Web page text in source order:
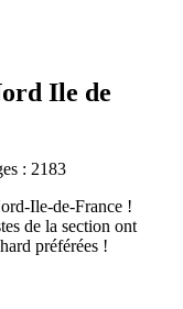
Ile de
: 2183
Ile-de-France !
de la section ont
préférées !